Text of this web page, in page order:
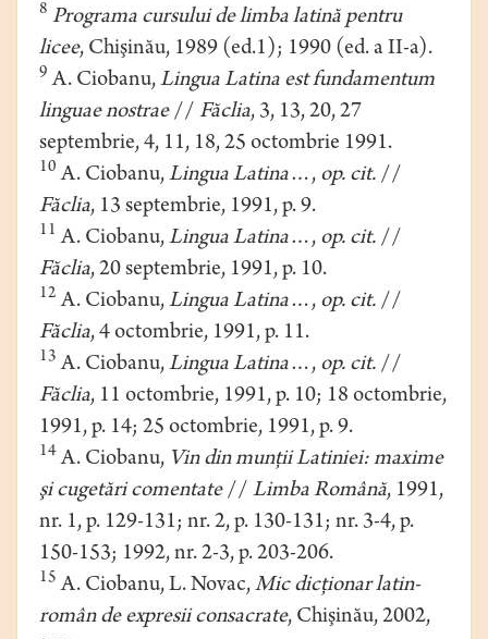
8 Programa cursului de limba latină pentru
licee, Chişinău, 1989 (ed.1); 1990 (ed. a II-a).
9 A. Ciobanu,Lingua Latina est fundamentum
linguae nostrae// Făclia, 3, 13, 20, 27
septembrie, 4, 11, 18, 25 octombrie 1991.
10 A. Ciobanu,Lingua Latina…, op. cit. //
Făclia, 13 septembrie, 1991, p. 9.
11 A. Ciobanu,Lingua Latina…, op. cit. //
Făclia, 20 septembrie, 1991, p. 10.
12 A. Ciobanu,Lingua Latina…, op. cit. //
Făclia, 4 octombrie, 1991, p. 11.
13 A. Ciobanu,Lingua Latina…, op. cit. //
Făclia, 11 octombrie, 1991, p. 10; 18 octombrie,
1991, p. 14; 25 octombrie, 1991, p. 9.
14A. Ciobanu, Vin din munţii Latiniei: maxime
şi cugetări comentate// Limba Română, 1991,
nr. 1, p. 129-131; nr. 2, p. 130-131; nr. 3-4, p.
150-153; 1992, nr. 2-3, p. 203-206.
15 A. Ciobanu, L. Novac,Mic dicţionar latin-
român de expresii consacrate, Chişinău, 2002,